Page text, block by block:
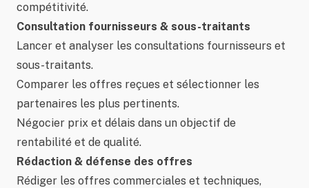
compétitivité.
Consultation fournisseurs & sous-traitants
Lancer et analyser les consultations fournisseurs et
sous-traitants.
Comparer les offres reçues et sélectionner les
partenaires les plus pertinents.
Négocier prix et délais dans un objectif de
rentabilité et de qualité.
Rédaction & défense des offres
Rédiger les offres commerciales et techniques,